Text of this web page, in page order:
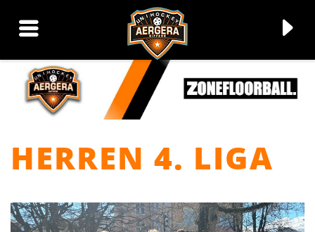
▼
HERREN 4. LIGA